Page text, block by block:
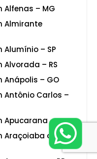
Alfenas – MG
Almirante
– SP
– RS
Anápolis – GO
Antônio Carlos –
Apucarana – PR
Araçoiaba da